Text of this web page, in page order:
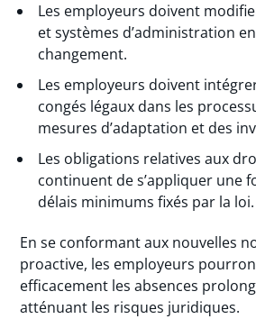
Les employeurs doivent
et systèmes d’administration
changement.
Les employeurs doivent
congés légaux dans les
mesures d’adaptation et des
Les obligations relatives aux
continuent de s’appliquer une
délais minimums fixés par la loi.
En se conformant aux nouvelles
proactive, les employeurs
efficacement les absences
atténuant les risques juridiques.